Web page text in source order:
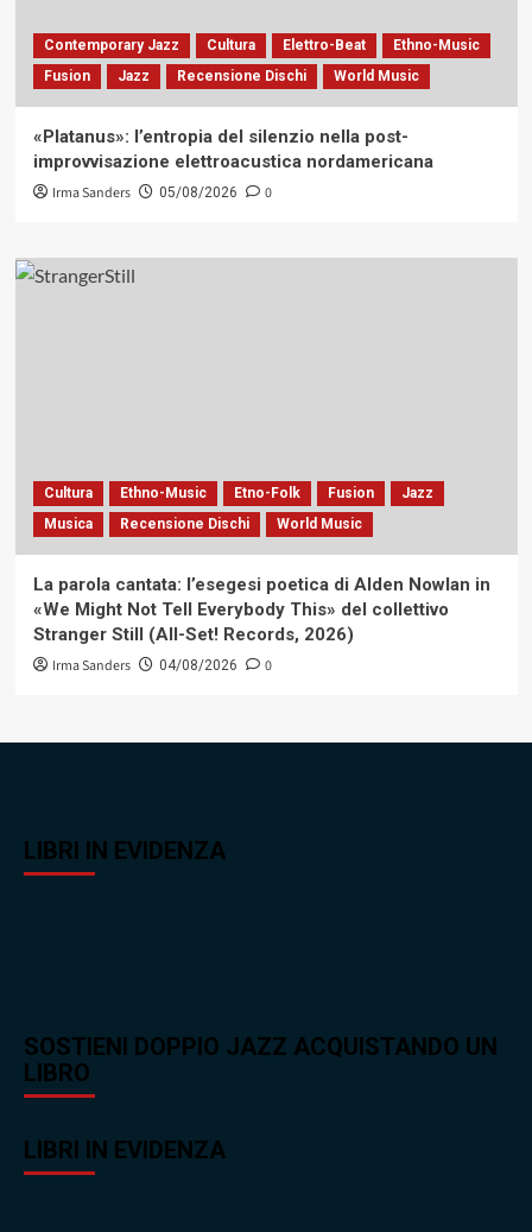
Contemporary Jazz Cultura Elettro-Beat
Ethno-Music
Fusion
Jazz Recensione Dischi World Music
«Platanus»: l’entropia del silenzio nella post-
improvvisazione elettroacustica nordamericana
Irma Sanders 05/08/2026 0
Cultura Ethno-Music Etno-Folk Fusion
Jazz
Musica
Recensione Dischi World Music
La parola cantata: l’esegesi poetica di Alden Nowlan in
«We Might Not Tell Everybody This» del collettivo
Stranger Still (All-Set! Records, 2026)
Irma Sanders 04/08/2026 0
LIBRI IN EVIDENZA
SOSTIENI DOPPIO JAZZ ACQUISTANDO UN
LIBRO
LIBRI IN EVIDENZA